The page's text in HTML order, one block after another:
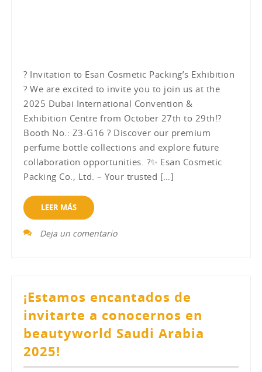
? Invitation to Esan Cosmetic Packing’s Exhibition
? We are excited to invite you to join us at the
2025 Dubai International Convention &
Exhibition Centre from October 27th to 29th!?
Booth No.: Z3-G16 ? Discover our premium
perfume bottle collections and explore future
collaboration opportunities. ?✨ Esan Cosmetic
Packing Co., Ltd. – Your trusted […]
LEER MÁS
Deja un comentario
¡Estamos encantados de
invitarte a conocernos en
beautyworld Saudi Arabia
2025!